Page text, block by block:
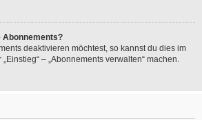
Abonnements?
deaktivieren möchtest, so kannst du dies im
– „Abonnements verwalten“ machen.